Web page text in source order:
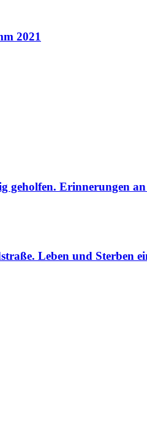
2021
geholfen. Erinnerungen
Leben und Sterben